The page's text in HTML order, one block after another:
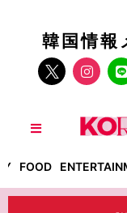
韓国情報
FOOD